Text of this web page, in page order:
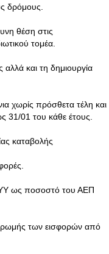
δρόμους.
θέση στις
τομέα.
και τη δημιουργία
χωρίς πρόσθετα τέλη και
31/01 του κάθε έτους.
καταβολής
ως ποσοστό του ΑΕΠ
των εισφορών από